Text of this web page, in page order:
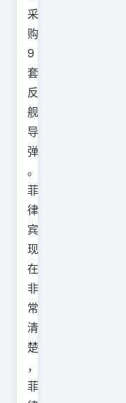
采
购
9
套
反
舰
导
弹
。
菲
律
宾
现
在
非
常
清
楚
，
菲